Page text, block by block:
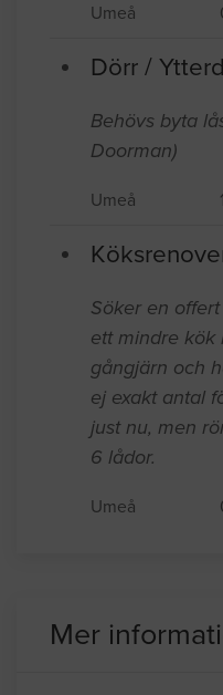
Umeå
Dörr /
Behövs byta
Doorman)
Umeå
Söker en
ett mindre kök
gångjärn och
ej exakt antal
just nu, men
6 lådor.
Umeå
Mer